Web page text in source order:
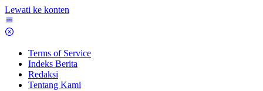
Lewati ke konten
Terms of Service
Indeks Berita
Redaksi
Tentang Kami